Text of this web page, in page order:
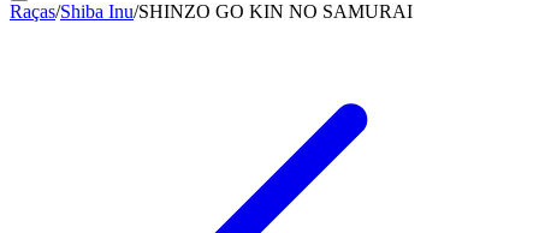
Raças/Shiba Inu/SHINZO GO KIN NO SAMURAI